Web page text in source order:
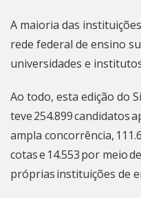
A maioria das
rede federal de ensino
universidades e
Ao todo, esta edição do
teve 254.899 candidatos
ampla concorrência,
cotas e 14.553 por meio
próprias instituições de